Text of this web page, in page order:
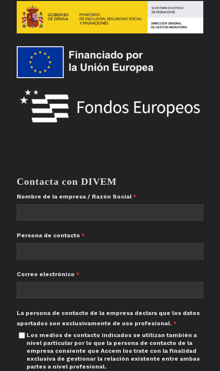
Contacta con DIVEM
Nombre de la empresa / Razón Social
Persona de contacto
Correo electrónico
La persona de contacto de la empresa declara que los datos
aportados son exclusivamente de uso profesional.
Los medios de contacto indicados se utilizan también a
nivel particular por lo que la persona de contacto de la
empresa consiente que Accem los trate con la finalidad
exclusiva de gestionar la relación existente entre ambas
partes a nivel profesional.